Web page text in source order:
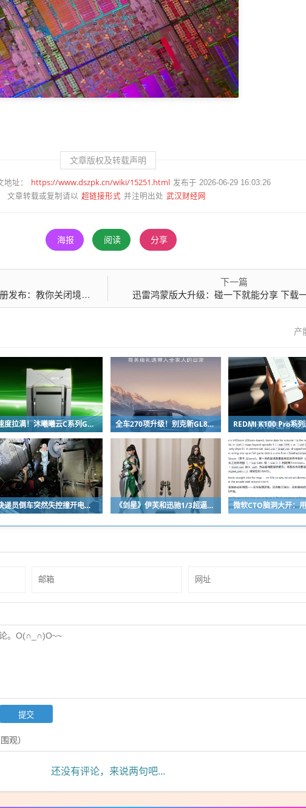
文章版权及转载声明
地址： https://www.dszpk.cn/wiki/15251.html 发布于 2026-06-29 16:03:26
文章转载或复制请以 超链接形式 并注明出处 武汉财经网
海报 阅读 分享
外来电、新增803反诈智能体
下一篇
迅雷鸿蒙版大升级：碰一下就能分享 下载
产
速度拉满！沐曦曦云C系列GPU实现MiniMax H3模型首日适配 全车270项升级！别克新GL8陆尚MPV官图出炉：锦绣前程豪华座舱
快递员倒车突然失控撞开电梯门 连人带车坠下10米深电梯井 《剑星》伊芙和迅驰1/3超逼真手办最终图 万元售价顷刻售罄！
观）
还没有评论，来说两句吧...